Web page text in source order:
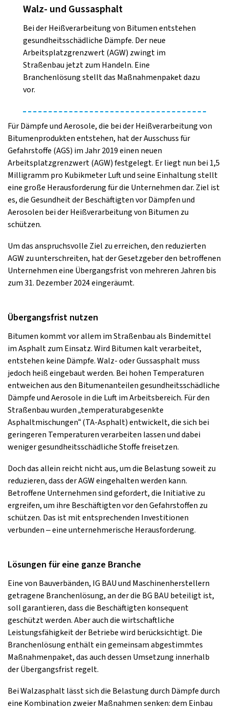
Walz- und Gussasphalt
Bei der Heißverarbeitung von Bitumen entstehen
gesundheitsschädliche Dämpfe. Der neue
Arbeitsplatzgrenzwert (AGW) zwingt im
Straßenbau jetzt zum Handeln. Eine
Branchenlösung stellt das Maßnahmenpaket dazu
vor.
Für Dämpfe und Aerosole, die bei der Heißverarbeitung von
Bitumenprodukten entstehen, hat der Ausschuss für
Gefahrstoffe (AGS) im Jahr 2019 einen neuen
Arbeitsplatzgrenzwert (AGW) festgelegt. Er liegt nun bei 1,5
Milligramm pro Kubikmeter Luft und seine Einhaltung stellt
eine große Herausforderung für die Unternehmen dar. Ziel ist
es, die Gesundheit der Beschäftigten vor Dämpfen und
Aerosolen bei der Heißverarbeitung von Bitumen zu
schützen.
Um das anspruchsvolle Ziel zu erreichen, den reduzierten
AGW zu unterschreiten, hat der Gesetzgeber den betroffenen
Unternehmen eine Übergangsfrist von mehreren Jahren bis
zum 31. Dezember 2024 eingeräumt.
Übergangsfrist nutzen
Bitumen kommt vor allem im Straßenbau als Bindemittel
im Asphalt zum Einsatz. Wird Bitumen kalt verarbeitet,
entstehen keine Dämpfe. Walz- oder Gussasphalt muss
jedoch heiß eingebaut werden. Bei hohen Temperaturen
entweichen aus den Bitumenanteilen gesundheitsschädliche
Dämpfe und Aerosole in die Luft im Arbeitsbereich. Für den
Straßenbau wurden „temperaturabgesenkte
Asphaltmischungen“ (TA-Asphalt) entwickelt, die sich bei
geringeren Temperaturen verarbeiten lassen und dabei
weniger gesundheitsschädliche Stoffe freisetzen.
Doch das allein reicht nicht aus, um die Belastung soweit zu
reduzieren, dass der AGW eingehalten werden kann.
Betroffene Unternehmen sind gefordert, die Initiative zu
ergreifen, um ihre Beschäftigten vor den Gefahrstoffen zu
schützen. Das ist mit entsprechenden Investitionen
verbunden – eine unternehmerische Herausforderung.
Lösungen für eine ganze Branche
Eine von Bauverbänden, IG BAU und Maschinenherstellern
getragene Branchenlösung, an der die BG BAU beteiligt ist,
soll garantieren, dass die Beschäftigten konsequent
geschützt werden. Aber auch die wirtschaftliche
Leistungsfähigkeit der Betriebe wird berücksichtigt. Die
Branchenlösung enthält ein gemeinsam abgestimmtes
Maßnahmenpaket, das auch dessen Umsetzung innerhalb
der Übergangsfrist regelt.
Bei Walzasphalt lässt sich die Belastung durch Dämpfe durch
eine Kombination zweier Maßnahmen senken: dem Einbau